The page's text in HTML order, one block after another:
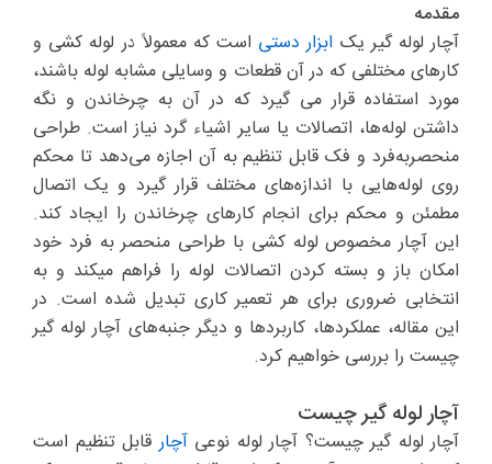
مقدمه
آچار لوله گیر یک ابزار دستی است که معمولاً در لوله کشی و
کارهای مختلفی که در آن قطعات و وسایلی مشابه لوله باشند،
مورد استفاده قرار می گیرد که در آن به چرخاندن و نگه
داشتن لوله‌ها، اتصالات یا سایر اشیاء گرد نیاز است. طراحی
منحصربه‌فرد و فک قابل تنظیم به آن اجازه می‌دهد تا محکم
روی لوله‌هایی با اندازه‌های مختلف قرار گیرد و یک اتصال
مطمئن و محکم برای انجام کارهای چرخاندن را ایجاد کند.
این آچار مخصوص لوله کشی با طراحی منحصر به فرد خود
امکان باز و بسته کردن اتصالات لوله را فراهم میکند و به
انتخابی ضروری برای هر تعمیر کاری تبدیل شده است. در
این مقاله، عملکردها، کاربردها و دیگر جنبه‌های آچار لوله گیر
چیست را بررسی خواهیم کرد.
آچار لوله گیر چیست
آچار لوله گیر چیست؟ آچار لوله نوعیآچارقابل تنظیم است